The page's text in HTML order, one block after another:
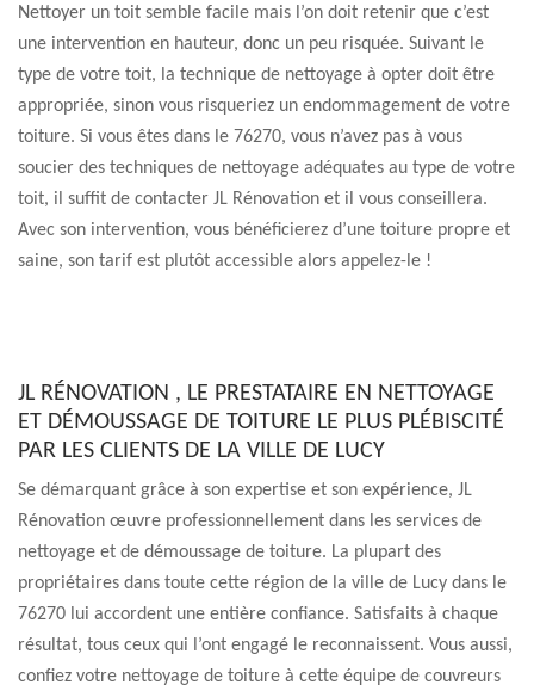
Nettoyer un toit semble facile mais l’on doit retenir que c’est
une intervention en hauteur, donc un peu risquée. Suivant le
type de votre toit, la technique de nettoyage à opter doit être
appropriée, sinon vous risqueriez un endommagement de votre
toiture. Si vous êtes dans le 76270, vous n’avez pas à vous
soucier des techniques de nettoyage adéquates au type de votre
toit, il suffit de contacter JL Rénovation et il vous conseillera.
Avec son intervention, vous bénéficierez d’une toiture propre et
saine, son tarif est plutôt accessible alors appelez-le !
JL RÉNOVATION , LE PRESTATAIRE EN NETTOYAGE
ET DÉMOUSSAGE DE TOITURE LE PLUS PLÉBISCITÉ
PAR LES CLIENTS DE LA VILLE DE LUCY
Se démarquant grâce à son expertise et son expérience, JL
Rénovation œuvre professionnellement dans les services de
nettoyage et de démoussage de toiture. La plupart des
propriétaires dans toute cette région de la ville de Lucy dans le
76270 lui accordent une entière confiance. Satisfaits à chaque
résultat, tous ceux qui l’ont engagé le reconnaissent. Vous aussi,
confiez votre nettoyage de toiture à cette équipe de couvreurs